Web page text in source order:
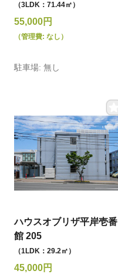
（3LDK：71.44㎡）
55,000円
（管理費: なし）
駐車場: 無し
ハウスオブリザ平岸壱番
館 205
（1LDK：29.2㎡）
45,000円